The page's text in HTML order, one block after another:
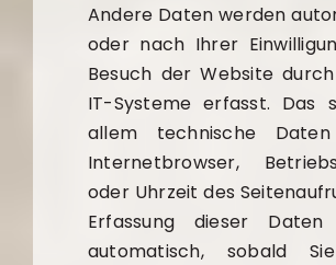
Andere Daten werden
oder nach Ihrer
Besuch der Website
IT-Systeme erfasst. Das
allem technische
Internetbrowser,
oder Uhrzeit des
Erfassung dieser
automatisch, sobald